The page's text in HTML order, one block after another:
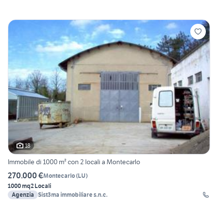
18
Immobile di 1000 m² con 2 locali a Montecarlo
270.000 €Montecarlo(LU)
1000 mq2 Locali
Agenzia Sist3ma immobiliare s.n.c.